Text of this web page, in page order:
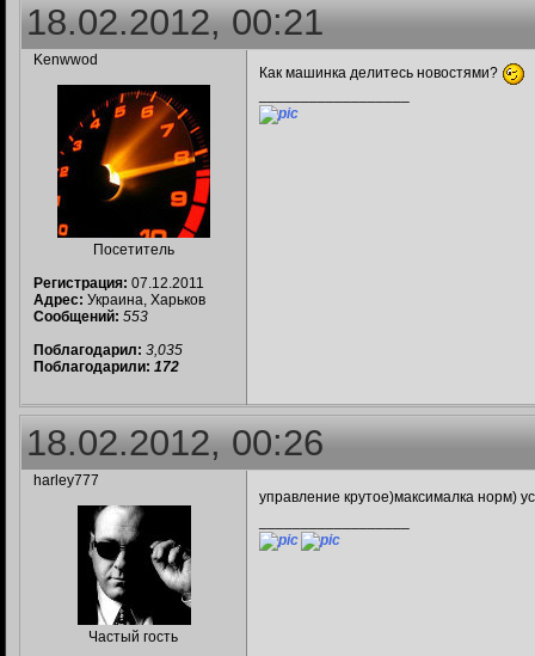
18.02.2012, 00:21
Kenwwod
Посетитель
Регистрация: 07.12.2011
Адрес: Украина, Харьков
Сообщений: 553
Поблагодарил: 3,035
Поблагодарили: 172
Как машинка делитесь новостями?
18.02.2012, 00:26
harley777
Частый гость
управление крутое)максималка норм)